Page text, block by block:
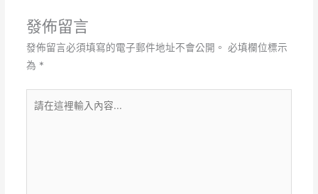
發佈留言
發佈留言必須填寫的電子郵件地址不會公開。 必填欄位標示
為 *